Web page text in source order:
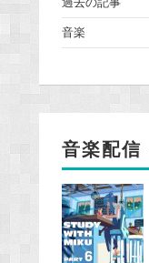
音楽
音楽配信